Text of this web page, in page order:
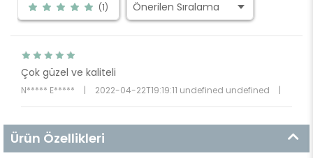
(1)
Çok güzel ve kaliteli
N***** E***** | 2022-04-22T19:19:11 undefined undefined |
Ürün Özellikleri